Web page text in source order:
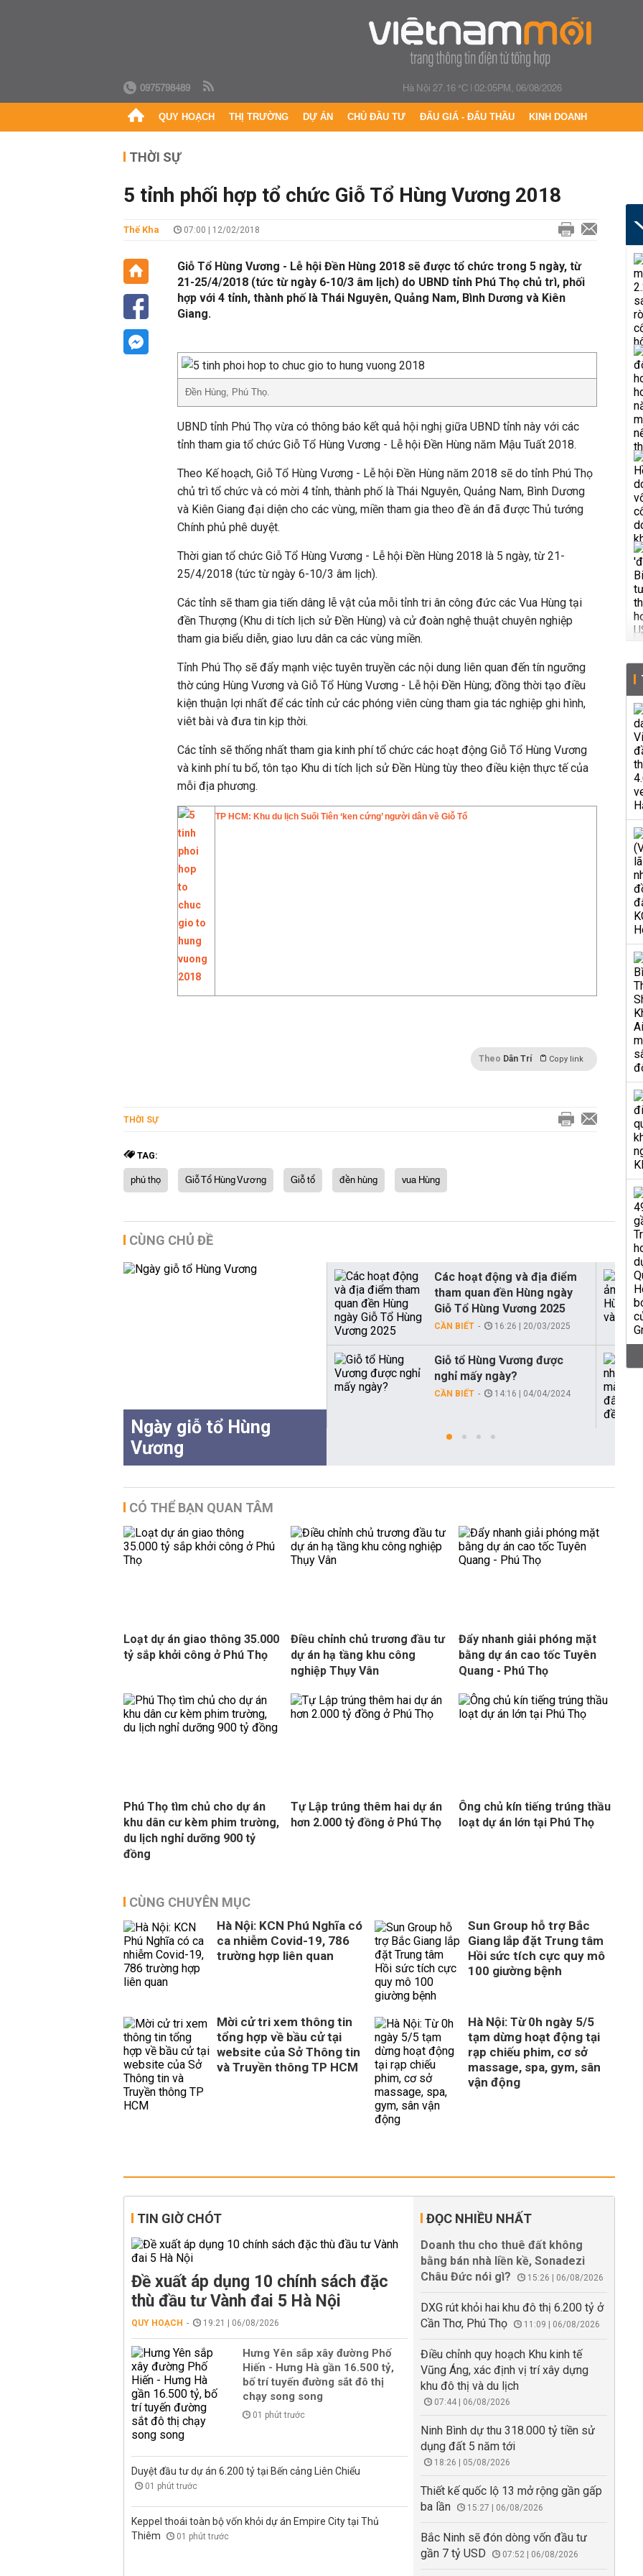
0975798489 Hà Nội 27.16 °C|02:05PM, 06/08/2026
QUY HOẠCH THỊ TRƯỜNG DỰ ÁN CHỦ ĐẦU TƯ ĐẤU GIÁ - ĐẤU THẦU KINH DOANH
THỜI SỰ
5 tỉnh phối hợp tổ chức Giỗ Tổ Hùng Vương 2018
Thế Kha 07:00 | 12/02/2018
Giỗ Tổ Hùng Vương - Lễ hội Đền Hùng 2018 sẽ được tổ chức trong 5 ngày, từ
21-25/4/2018 (tức từ ngày 6-10/3 âm lịch) do UBND tỉnh Phú Thọ chủ trì, phối
hợp với 4 tỉnh, thành phố là Thái Nguyên, Quảng Nam, Bình Dương và Kiên
Giang.
Đền Hùng, Phú Thọ.
UBND tỉnh Phú Thọ vừa có thông báo kết quả hội nghị giữa UBND tỉnh này với các
tỉnh tham gia tổ chức Giỗ Tổ Hùng Vương - Lễ hội Đền Hùng năm Mậu Tuất 2018.
Theo Kế hoạch, Giỗ Tổ Hùng Vương - Lễ hội Đền Hùng năm 2018 sẽ do tỉnh Phú Thọ
chủ trì tổ chức và có mời 4 tỉnh, thành phố là Thái Nguyên, Quảng Nam, Bình Dương
và Kiên Giang đại diện cho các vùng, miền tham gia theo đề án đã được Thủ tướng
Chính phủ phê duyệt.
Thời gian tổ chức Giỗ Tổ Hùng Vương - Lễ hội Đền Hùng 2018 là 5 ngày, từ 21-
25/4/2018 (tức từ ngày 6-10/3 âm lịch).
Các tỉnh sẽ tham gia tiến dâng lễ vật của mỗi tỉnh tri ân công đức các Vua Hùng tại
đền Thượng (Khu di tích lịch sử Đền Hùng) và cử đoàn nghệ thuật chuyên nghiệp
tham gia biểu diễn, giao lưu dân ca các vùng miền.
Tỉnh Phú Thọ sẽ đẩy mạnh việc tuyên truyền các nội dung liên quan đến tín ngưỡng
thờ cúng Hùng Vương và Giỗ Tổ Hùng Vương - Lễ hội Đền Hùng; đồng thời tạo điều
kiện thuận lợi nhất để các tỉnh cử các phóng viên cùng tham gia tác nghiệp ghi hình,
viêt bài và đưa tin kịp thời.
Các tỉnh sẽ thống nhất tham gia kinh phí tổ chức các hoạt động Giỗ Tổ Hùng Vương
và kinh phí tu bổ, tôn tạo Khu di tích lịch sử Đền Hùng tùy theo điều kiện thực tế của
mỗi địa phương.
TP HCM: Khu du lịch Suối Tiên ‘ken cứng’ người dân về Giỗ Tổ
Theo Dân Trí Copy link
THỜI SỰ
TAG:
phú thọ Giỗ Tổ Hùng Vương Giỗ tổ đền hùng vua Hùng
CÙNG CHỦ ĐỀ
Ngày giỗ tổ Hùng
Vương
Các hoạt động và địa điểm
tham quan đền Hùng ngày
Giỗ Tổ Hùng Vương 2025
CẦN BIẾT 16:26 | 20/03/2025
Giỗ tổ Hùng Vương được
nghỉ mấy ngày?
CẦN BIẾT 14:16 | 04/04/2024
CÓ THỂ BẠN QUAN TÂM
Loạt dự án giao thông 35.000
tỷ sắp khởi công ở Phú Thọ
Điều chỉnh chủ trương đầu tư
dự án hạ tầng khu công
nghiệp Thụy Vân
Đẩy nhanh giải phóng mặt
bằng dự án cao tốc Tuyên
Quang - Phú Thọ
Phú Thọ tìm chủ cho dự án
khu dân cư kèm phim trường,
du lịch nghỉ dưỡng 900 tỷ
đồng
Tự Lập trúng thêm hai dự án
hơn 2.000 tỷ đồng ở Phú Thọ
Ông chủ kín tiếng trúng thầu
loạt dự án lớn tại Phú Thọ
CÙNG CHUYÊN MỤC
Hà Nội: KCN Phú Nghĩa có
ca nhiễm Covid-19, 786
trường hợp liên quan
Sun Group hỗ trợ Bắc
Giang lắp đặt Trung tâm
Hồi sức tích cực quy mô
100 giường bệnh
Mời cử tri xem thông tin
tổng hợp về bầu cử tại
website của Sở Thông tin
và Truyền thông TP HCM
Hà Nội: Từ 0h ngày 5/5
tạm dừng hoạt động tại
rạp chiếu phim, cơ sở
massage, spa, gym, sân
vận động
TIN GIỜ CHÓT
Đề xuất áp dụng 10 chính sách đặc
thù đầu tư Vành đai 5 Hà Nội
QUY HOẠCH 19:21 | 06/08/2026
Hưng Yên sắp xây đường Phố
Hiến - Hưng Hà gần 16.500 tỷ,
bố trí tuyến đường sắt đô thị
chạy song song
01 phút trước
Duyệt đầu tư dự án 6.200 tỷ tại Bến cảng Liên Chiểu
01 phút trước
Keppel thoái toàn bộ vốn khỏi dự án Empire City tại Thủ
Thiêm
01 phút trước
ĐỌC NHIỀU NHẤT
Doanh thu cho thuê đất không
bằng bán nhà liền kề, Sonadezi
Châu Đức nói gì?
15:26 | 06/08/2026
DXG rút khỏi hai khu đô thị 6.200 tỷ ở
Cần Thơ, Phú Thọ
11:09 | 06/08/2026
Điều chỉnh quy hoạch Khu kinh tế
Vũng Áng, xác định vị trí xây dựng
khu đô thị và du lịch
07:44 | 06/08/2026
Ninh Bình dự thu 318.000 tỷ tiền sử
dụng đất 5 năm tới
18:26 | 05/08/2026
Thiết kế quốc lộ 13 mở rộng gần gấp
ba lần
15:27 | 06/08/2026
Bắc Ninh sẽ đón dòng vốn đầu tư
gần 7 tỷ USD
07:52 | 06/08/2026